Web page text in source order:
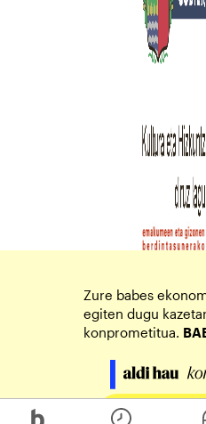
Zure babes
egiten dugu
konprometitua.
Egin zure